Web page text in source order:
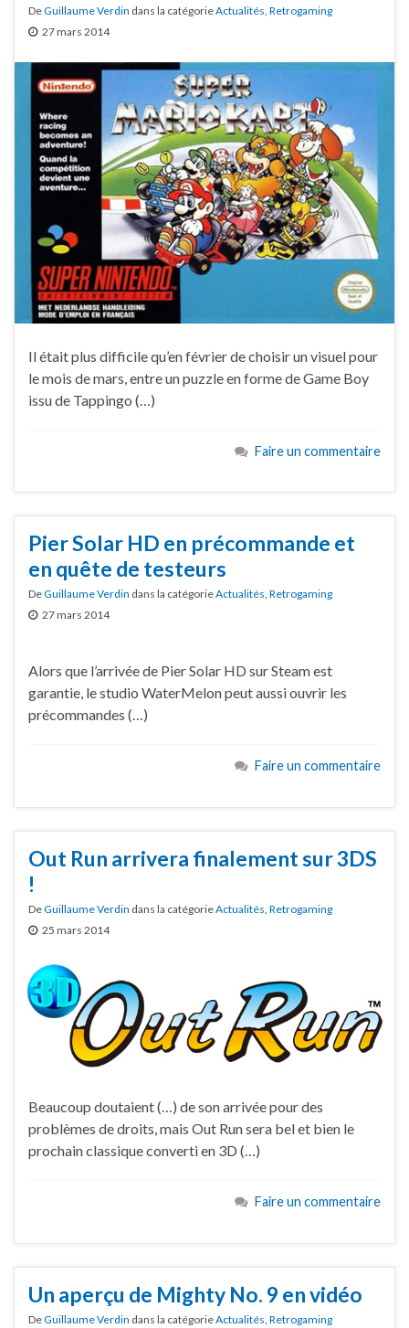
DeGuillaume Verdin dans la catégorieActualités, Retrogaming
27 mars 2014
Il était plus difficile qu’en février de choisir un visuel pour
le mois de mars, entre un puzzle en forme de Game Boy
issu de Tappingo (…)
Faire un commentaire
Pier Solar HD en précommande et
en quête de testeurs
DeGuillaume Verdin dans la catégorieActualités, Retrogaming
27 mars 2014
Alors que l’arrivée de Pier Solar HD sur Steam est
garantie, le studio WaterMelon peut aussi ouvrir les
précommandes (…)
Faire un commentaire
Out Run arrivera finalement sur 3DS
!
DeGuillaume Verdin dans la catégorieActualités, Retrogaming
25 mars 2014
Beaucoup doutaient (…) de son arrivée pour des
problèmes de droits, mais Out Run sera bel et bien le
prochain classique converti en 3D (…)
Faire un commentaire
Un aperçu de Mighty No. 9 en vidéo
DeGuillaume Verdin dans la catégorieActualités Retrogaming